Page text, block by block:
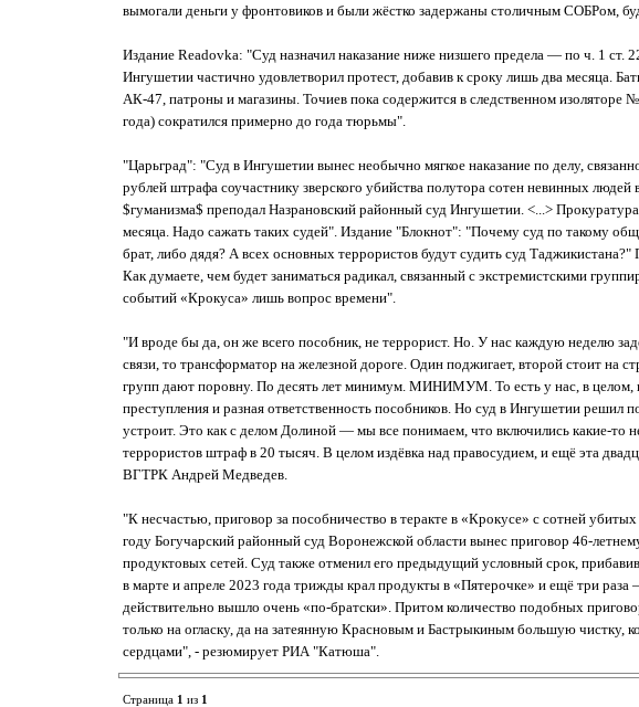
вымогали деньги у фронтовиков и были жёстко задержаны столичным СОБРом,
Издание Readovka: "Суд назначил наказание ниже низшего предела — по ч. 1
Ингушетии частично удовлетворил протест, добавив к сроку лишь два месяца.
АК-47, патроны и магазины. Точиев пока содержится в следственном изоляторе
года) сократился примерно до года тюрьмы".
"Царьград": "Суд в Ингушетии вынес необычно мягкое наказание по делу,
рублей штрафа соучастнику зверского убийства полутора сотен невинных
$гуманизма$ преподал Назрановский районный суд Ингушетии. <...>
месяца. Надо сажать таких судей". Издание "Блокнот": "Почему суд по такому
брат, либо дядя? А всех основных террористов будут судить суд
Как думаете, чем будет заниматься радикал, связанный с экстремистскими
событий «Крокуса» лишь вопрос времени".
"И вроде бы да, он же всего пособник, не террорист. Но. У нас каждую неделю
связи, то трансформатор на железной дороге. Один поджигает, второй стоит на
групп дают поровну. По десять лет минимум. МИНИМУМ. То есть у нас, в целом,
преступления и разная ответственность пособников. Но суд в Ингушетии
устроит. Это как с делом Долиной — мы все понимаем, что включились какие-то
террористов штраф в 20 тысяч. В целом издёвка над правосудием, и ещё эта
ВГТРК Андрей Медведев.
"К несчастью, приговор за пособничество в теракте в «Крокусе» с сотней
году Богучарский районный суд Воронежской области вынес приговор 46-
продуктовых сетей. Суд также отменил его предыдущий условный срок,
в марте и апреле 2023 года трижды крал продукты в «Пятерочке» и ещё три
действительно вышло очень «по-братски». Притом количество подобных
только на огласку, да на затеянную Красновым и Бастрыкиным большую чистку,
сердцами", - резюмирует РИА "Катюша".
Страница 1 из 1